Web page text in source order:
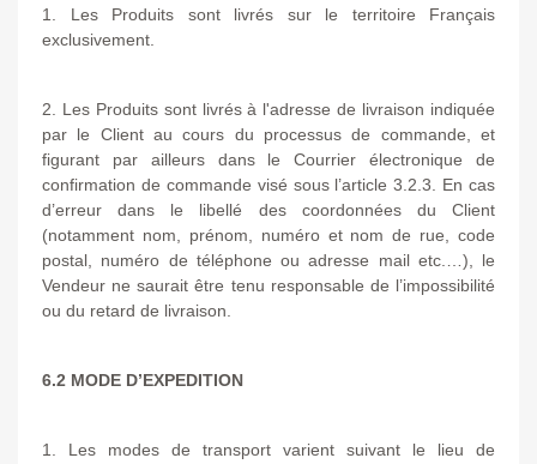
1. Les Produits sont livrés sur le territoire Français
exclusivement.
2. Les Produits sont livrés à l'adresse de livraison indiquée
par le Client au cours du processus de commande, et
figurant par ailleurs dans le Courrier électronique de
confirmation de commande visé sous l’article 3.2.3. En cas
d’erreur dans le libellé des coordonnées du Client
(notamment nom, prénom, numéro et nom de rue, code
postal, numéro de téléphone ou adresse mail etc.…), le
Vendeur ne saurait être tenu responsable de l’impossibilité
ou du retard de livraison.
6.2 MODE D’EXPEDITION
1. Les modes de transport varient suivant le lieu de